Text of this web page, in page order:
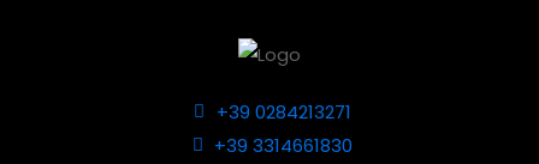
+39 0284213271
+39 3314661830